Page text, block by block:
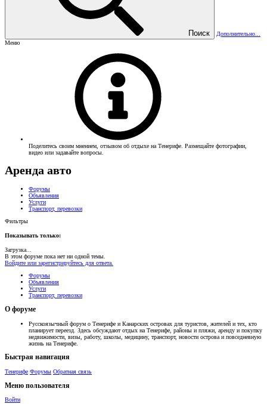
Поиск
Дополнительно...
Меню
Поделитесь своим мнением, отзывом об отдыхе на Тенерифе. Размещайте фотографии,
видео или задавайте вопросы.
Аренда авто
Форумы
Объявления
Услуги
Транспорт, перевозки
Фильтры
Показывать только:
Загрузка...
В этом форуме пока нет ни одной темы.
Войдите или зарегистрируйтесь для ответа.
Форумы
Объявления
Услуги
Транспорт, перевозки
О форуме
Русскоязычный форум о Тенерифе и Канарских островах для туристов, жителей и тех, кто
планирует переезд. Здесь обсуждают отдых на Тенерифе, районы и пляжи, аренду и покупку
недвижимости, визы, работу, школы, медицину, транспорт, новости острова и повседневную
жизнь на Тенерифе.
Быстрая навигация
Тенерифе Форумы Обратная связь
Меню пользователя
Войти